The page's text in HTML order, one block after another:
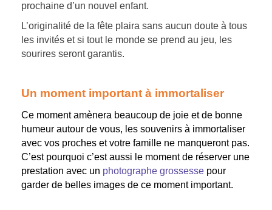
prochaine d’un nouvel enfant.
L’originalité de la fête plaira sans aucun doute à tous
les invités et si tout le monde se prend au jeu, les
sourires seront garantis.
Un moment important à immortaliser
Ce moment amènera beaucoup de joie et de bonne
humeur autour de vous, les souvenirs à immortaliser
avec vos proches et votre famille ne manqueront pas.
C’est pourquoi c’est aussi le moment de réserver une
prestation avec un photographe grossesse pour
garder de belles images de ce moment important.